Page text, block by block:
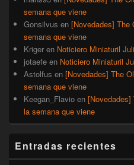
semana que viene
Gonsilvus en [Novedades] The
semana que viene
Kriger en Noticiero Miniaturil
jotaefe en Noticiero Miniaturil
Astolfus en [Novedades] The
semana que viene
Keegan_Flavio en [Novedades]
la semana que viene
Entradas recientes